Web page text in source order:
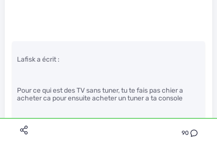
90
Lafisk a écrit :
Pour ce qui est des TV sans tuner, tu te fais pas chier a
acheter ca pour ensuite acheter un tuner a ta console